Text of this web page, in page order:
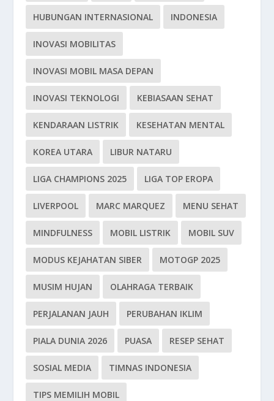
HUBUNGAN INTERNASIONAL INDONESIA
INOVASI MOBILITAS
INOVASI MOBIL MASA DEPAN
INOVASI TEKNOLOGI KEBIASAAN SEHAT
KENDARAAN LISTRIK KESEHATAN MENTAL
KOREA UTARA LIBUR NATARU
LIGA CHAMPIONS 2025 LIGA TOP EROPA
LIVERPOOL MARC MARQUEZ MENU SEHAT
MINDFULNESS MOBIL LISTRIK MOBIL SUV
MODUS KEJAHATAN SIBER MOTOGP 2025
MUSIM HUJAN OLAHRAGA TERBAIK
PERJALANAN JAUH PERUBAHAN IKLIM
PIALA DUNIA 2026 PUASA RESEP SEHAT
SOSIAL MEDIA TIMNAS INDONESIA
TIPS MEMILIH MOBIL